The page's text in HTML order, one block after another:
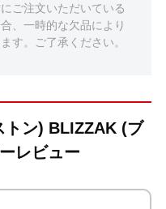
ご注文いただいている
、一時的な欠品により
す。ご了承ください。
トン) BLIZZAK (ブ
レビュー